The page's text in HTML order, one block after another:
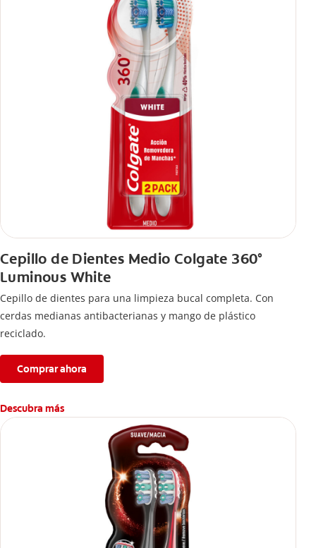
Cepillo de Dientes Medio Colgate 360°
Luminous White
Cepillo de dientes para una limpieza bucal completa. Con
cerdas medianas antibacterianas y mango de plástico
reciclado.
Comprar ahora
Descubra más